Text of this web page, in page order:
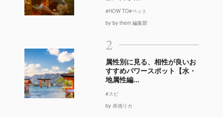
#HOW TO#ペット
by by them 編集部
2
属性別に見る、相性が良いお
すすめパワースポット【水・
地属性編...
#スピ
by 赤池リカ